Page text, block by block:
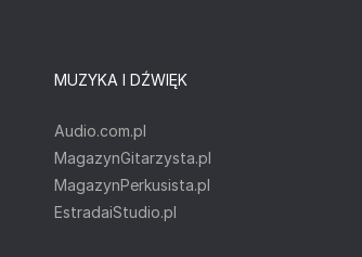
MUZYKA I DŹWIĘK
Audio.com.pl
MagazynGitarzysta.pl
MagazynPerkusista.pl
EstradaiStudio.pl